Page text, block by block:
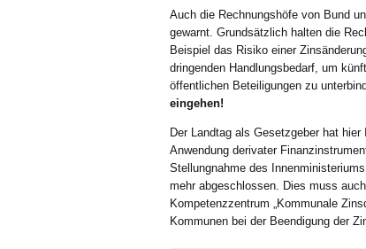
Auch die Rechnungshöfe von Bund
gewarnt. Grundsätzlich halten die
Beispiel das Risiko einer
dringenden Handlungsbedarf, um
öffentlichen Beteiligungen zu
eingehen!
Der Landtag als Gesetzgeber hat
Anwendung derivater
Stellungnahme des
mehr abgeschlossen. Dies muss
Kompetenzzentrum „Kommunale
Kommunen bei der Beendigung der